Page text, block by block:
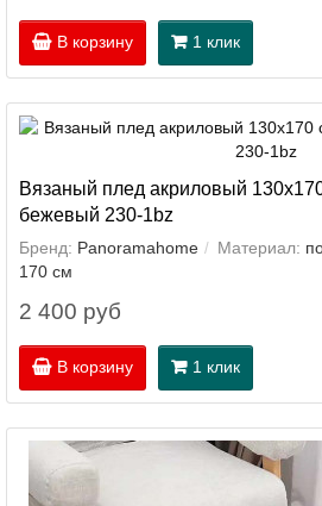
В корзину 1 клик
Вязаный плед акриловый
бежевый 230-1bz
Бренд: Panoramahome Материал:
170 см
2 400 руб
В корзину 1 клик